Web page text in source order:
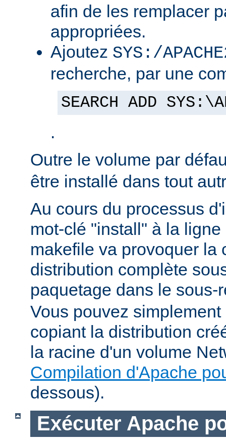
afin de les remplacer
appropriées.
Ajoutez SYS:/
recherche, par une
SEARCH ADD
.
Outre le volume par
être installé dans tout
Au cours du processus
mot-clé "install" à la
makefile va provoquer la
distribution complète
paquetage dans le
Vous pouvez
copiant la distribution
la racine d'un volume
Compilation d'Apache
dessous).
Exécuter Apache